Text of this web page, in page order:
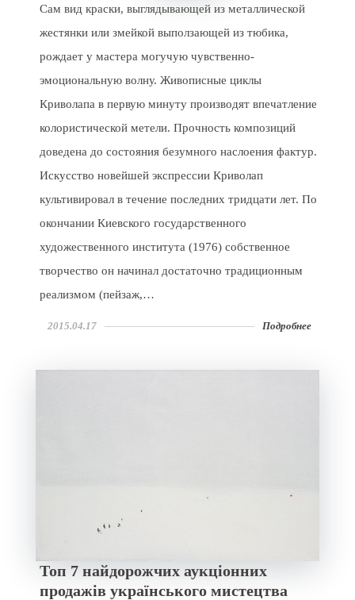
Сам вид краски, выглядывающей из металлической
жестянки или змейкой выползающей из тюбика,
рождает у мастера могучую чувственно-
эмоциональную волну. Живописные циклы
Криволапа в первую минуту производят впечатление
колористической метели. Прочность композиций
доведена до состояния безумного наслоения фактур.
Искусство новейшей экспрессии Криволап
культивировал в течение последних тридцати лет. По
окончании Киевского государственного
художественного института (1976) собственное
творчество он начинал достаточно традиционным
реализмом (пейзаж,…
2015.04.17 Подробнее
Топ 7 найдорожчих аукціонних
продажів українського мистецтва